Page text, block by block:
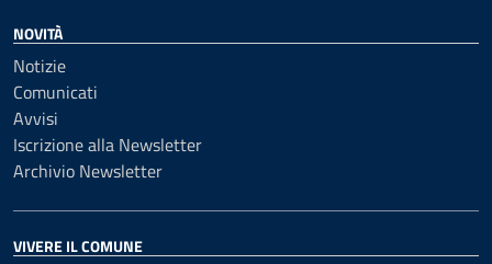
NOVITÀ
Notizie
Comunicati
Avvisi
Iscrizione alla Newsletter
Archivio Newsletter
VIVERE IL COMUNE